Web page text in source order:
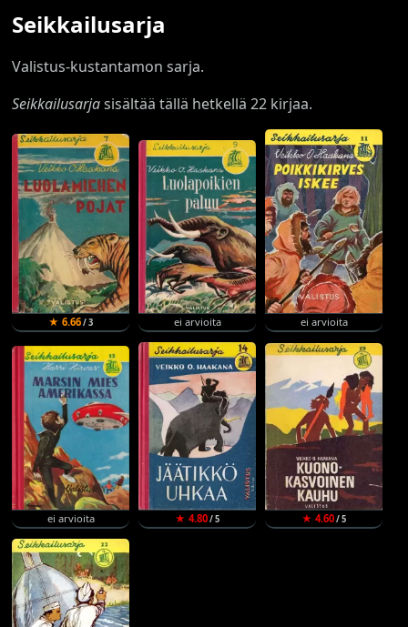
Seikkailusarja
Valistus-kustantamon sarja.
Seikkailusarjasisältää tällä hetkellä 22 kirjaa.
★ 6.66/ 3 ei arvioita ei arvioita
ei arvioita ★ 4.80/ 5 ★ 4.60/ 5